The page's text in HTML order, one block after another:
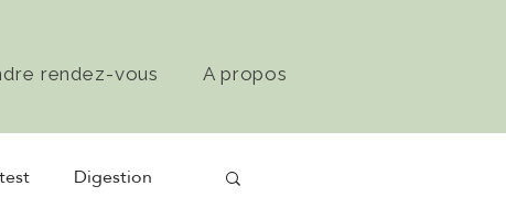
rendez-vous A propos
Digestion